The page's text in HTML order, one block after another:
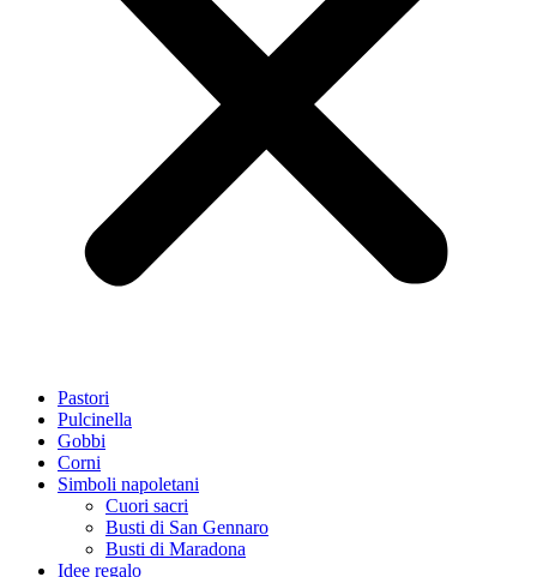
Pastori
Pulcinella
Gobbi
Corni
Simboli napoletani
Cuori sacri
Busti di San Gennaro
Busti di Maradona
Idee regalo